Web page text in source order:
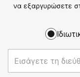
να εξαργυρώσετε